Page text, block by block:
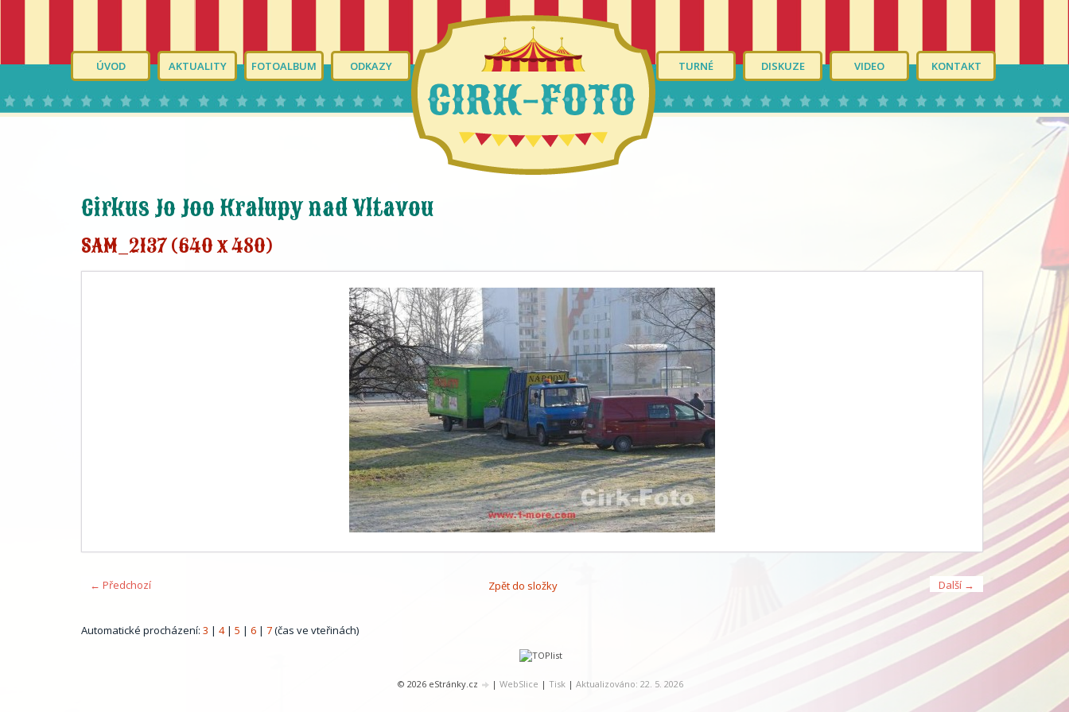
ÚVOD AKTUALITY FOTOALBUM ODKAZY TURNÉ DISKUZE VIDEO KONTAKT
Cirkus Jo Joo Kralupy nad Vltavou
SAM_2137 (640 x 480)
← Předchozí Další →
Zpět do složky
Automatické procházení: 3 | 4| 5 | 6 | 7(čas ve vteřinách)
© 2026 eStránky.cz | WebSlice | Tisk | Aktualizováno: 22. 5. 2026